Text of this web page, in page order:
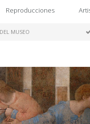
Reproducciones
MUSEO